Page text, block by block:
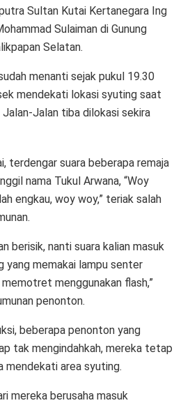
Sultan Kutai Kertanegara Ing
Sulaiman di Gunung
Selatan.
menanti sejak pukul 19.30
mendekati lokasi syuting saat
Jalan tiba dilokasi sekira
terdengar suara beberapa remaja
nama Tukul Arwana, “Woy
engkau, woy woy,” teriak salah
berisik, nanti suara kalian masuk
yang memakai lampu senter
menggunakan flash,”
penonton.
beberapa penonton yang
tak mengindahkah, mereka tetap
mendekati area syuting.
mereka berusaha masuk